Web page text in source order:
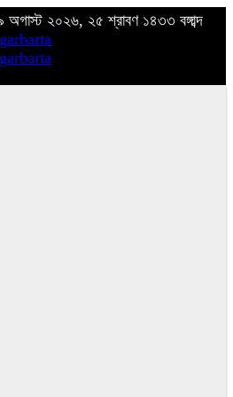
অগাস্ট ২০২৬, ২৫ শ্রাবণ ১৪৩৩ বঙ্গাব্দ